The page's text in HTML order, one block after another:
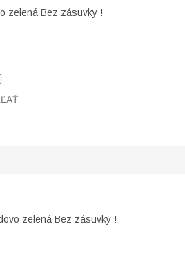
zelená Bez zásuvky !
zelená Bez zásuvky !